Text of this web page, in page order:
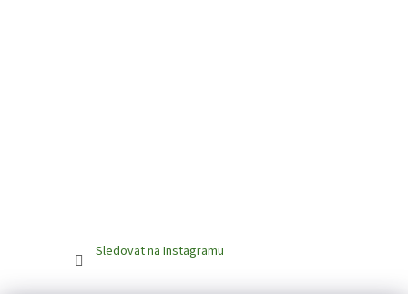
Sledovat na Instagramu